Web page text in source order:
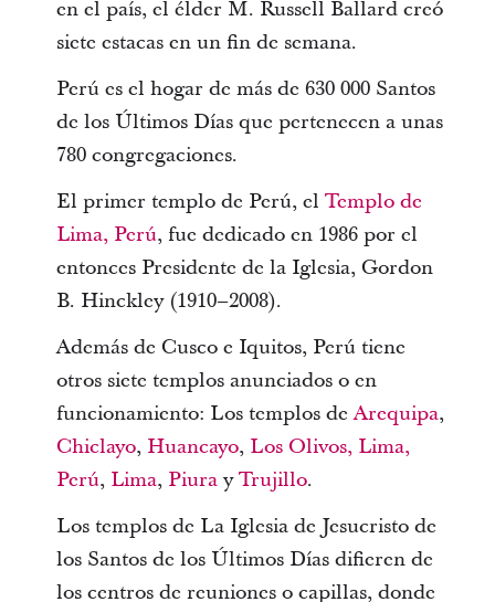
en el país, el élder M. Russell Ballard creó
siete estacas en un fin de semana.
Perú es el hogar de más de 630 000 Santos
de los Últimos Días que pertenecen a unas
780 congregaciones.
El primer templo de Perú, el Templo de
Lima, Perú, fue dedicado en 1986 por el
entonces Presidente de la Iglesia, Gordon
B. Hinckley (1910–2008).
Además de Cusco e Iquitos, Perú tiene
otros siete templos anunciados o en
funcionamiento: Los templos deArequipa,
Chiclayo, Huancayo, Los Olivos, Lima,
Perú, Lima, PiurayTrujillo.
Los templos de La Iglesia de Jesucristo de
los Santos de los Últimos Días difieren de
los centros de reuniones o capillas, donde